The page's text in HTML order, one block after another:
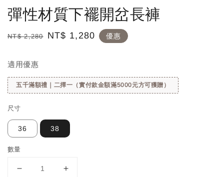
彈性材質下襬開岔長褲
Regular
NT$ 2,280
Sale
NT$ 1,280 優惠
適用優惠
五千滿額禮｜二擇一（實付款金額滿5000元方可獲贈）
尺寸
36 38
數量